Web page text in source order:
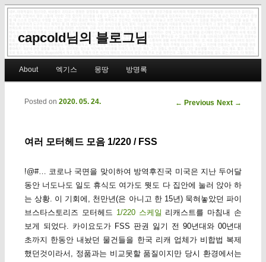
capcold님의 블로그님
Skip to primary content
Skip to secondary content
About 엑기스 몽땅 방명록
Post navigation
← Previous Next →
여러 모터헤드 모음 1/220 / FSS
Posted on 2020. 05. 24.
!@#… 코로나 국면을 맞이하여 방역후진국 미국은 지난 두어달
동안 너도나도 일도 휴식도 여가도 뭣도 다 집안에 눌러 앉아 하
는 상황. 이 기회에, 천만년(은 아니고 한 15년) 묵혀놓았던 파이
브스타스토리즈 모터헤드 1/220 스케일 리캐스트를 마침내 손
보게 되었다. 카이요도가 FSS 판권 잃기 전 90년대와 00년대
초까지 한동안 내놨던 물건들을 한국 리캐 업체가 비합법 복제
했던것이라서, 정품과는 비교못할 품질이지만 당시 환경에서는